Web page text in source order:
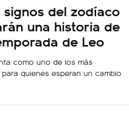
signos del zodíaco
una historia de
de Leo
como uno de los más
quienes esperan un cambio